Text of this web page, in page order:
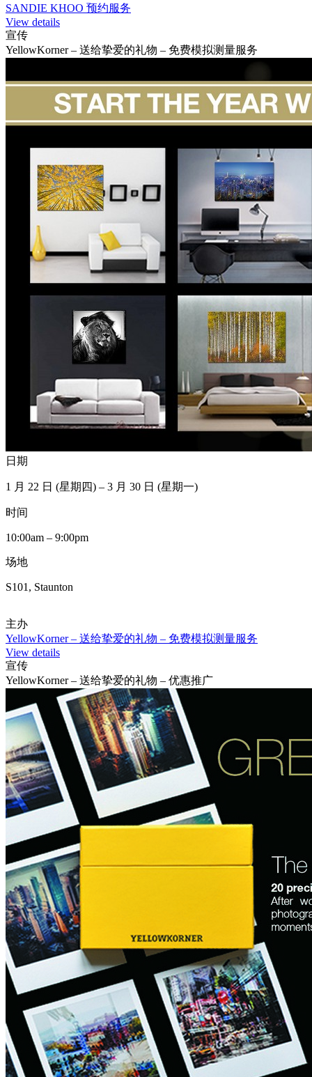
SANDIE KHOO 预约服务
View details
宣传
YellowKorner – 送给挚爱的礼物 – 免费模拟测量服务
日期
1 月 22 日 (星期四) – 3 月 30 日 (星期一)
时间
10:00am – 9:00pm
场地
S101, Staunton
主办
YellowKorner – 送给挚爱的礼物 – 免费模拟测量服务
View details
宣传
YellowKorner – 送给挚爱的礼物 – 优惠推广